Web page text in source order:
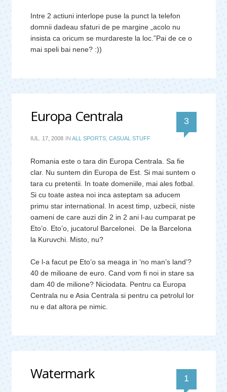
Intre 2 actiuni interlope puse la punct la telefon
domnii dadeau sfaturi de pe margine „acolo nu
insista ca oricum se murdareste la loc.”Pai de ce o
mai speli bai nene? :))
Europa Centrala 3
IUL. 17, 2008 IN ALL SPORTS CASUAL STUFF
Romania este o tara din Europa Centrala. Sa fie
clar. Nu suntem din Europa de Est. Si mai suntem o
tara cu pretentii. In toate domeniile, mai ales fotbal.
Si cu toate astea noi inca asteptam sa aducem
primu star international. In acest timp, uzbecii, niste
oameni de care auzi din 2 in 2 ani l-au cumparat pe
Eto’o. Eto’o, jucatorul Barcelonei. De la Barcelona
la Kuruvchi. Misto, nu?
Ce l-a facut pe Eto’o sa meaga in ‘no man’s land’?
40 de milioane de euro. Cand vom fi noi in stare sa
dam 40 de milione? Niciodata. Pentru ca Europa
Centrala nu e Asia Centrala si pentru ca petrolul lor
nu e dat altora pe nimic.
Watermark 1